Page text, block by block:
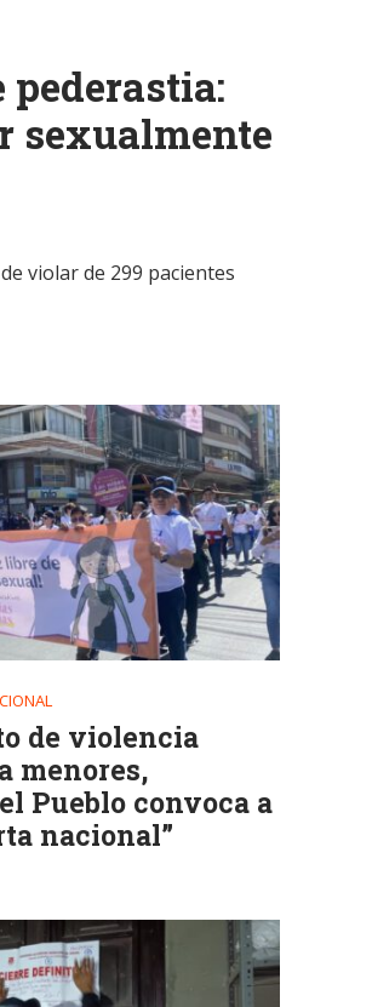
sexualmente
violar de 299 pacientes
de violencia
menores,
Pueblo convoca a
nacional”